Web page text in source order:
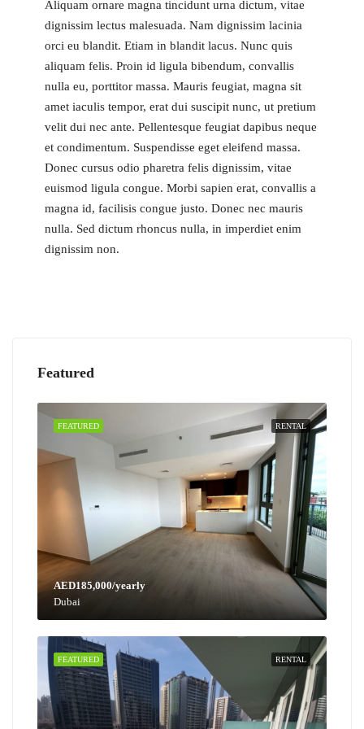
Aliquam ornare magna tincidunt urna dictum, vitae
dignissim lectus malesuada. Nam dignissim lacinia
orci eu blandit. Etiam in blandit lacus. Nunc quis
aliquam felis. Proin id ligula bibendum, convallis
nulla eu, porttitor massa. Mauris feugiat, magna sit
amet iaculis tempor, erat dui suscipit nunc, ut pretium
velit dui nec ante. Pellentesque feugiat dapibus neque
et condimentum. Suspendisse eget eleifend massa.
Donec cursus odio pharetra felis dignissim, vitae
euismod ligula congue. Morbi sapien erat, convallis a
magna id, facilisis congue justo. Donec nec mauris
nulla. Sed dictum rhoncus nulla, in imperdiet enim
dignissim non.
Featured
RENTAL
FEATURED
AED185,000/yearly
Dubai
RENTAL
FEATURED